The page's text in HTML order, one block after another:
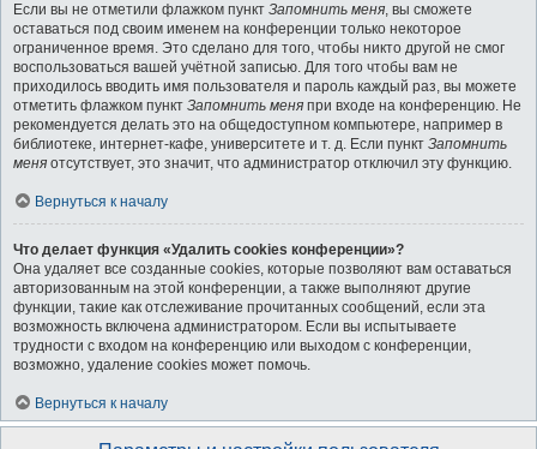
Если вы не отметили флажком пункт Запомнить меня, вы сможете
оставаться под своим именем на конференции только некоторое
ограниченное время. Это сделано для того, чтобы никто другой не смог
воспользоваться вашей учётной записью. Для того чтобы вам не
приходилось вводить имя пользователя и пароль каждый раз, вы можете
отметить флажком пункт Запомнить меня при входе на конференцию. Не
рекомендуется делать это на общедоступном компьютере, например в
библиотеке, интернет-кафе, университете и т. д. Если пункт Запомнить
меня отсутствует, это значит, что администратор отключил эту функцию.
Вернуться к началу
Что делает функция «Удалить cookies конференции»?
Она удаляет все созданные cookies, которые позволяют вам оставаться
авторизованным на этой конференции, а также выполняют другие
функции, такие как отслеживание прочитанных сообщений, если эта
возможность включена администратором. Если вы испытываете
трудности с входом на конференцию или выходом с конференции,
возможно, удаление cookies может помочь.
Вернуться к началу